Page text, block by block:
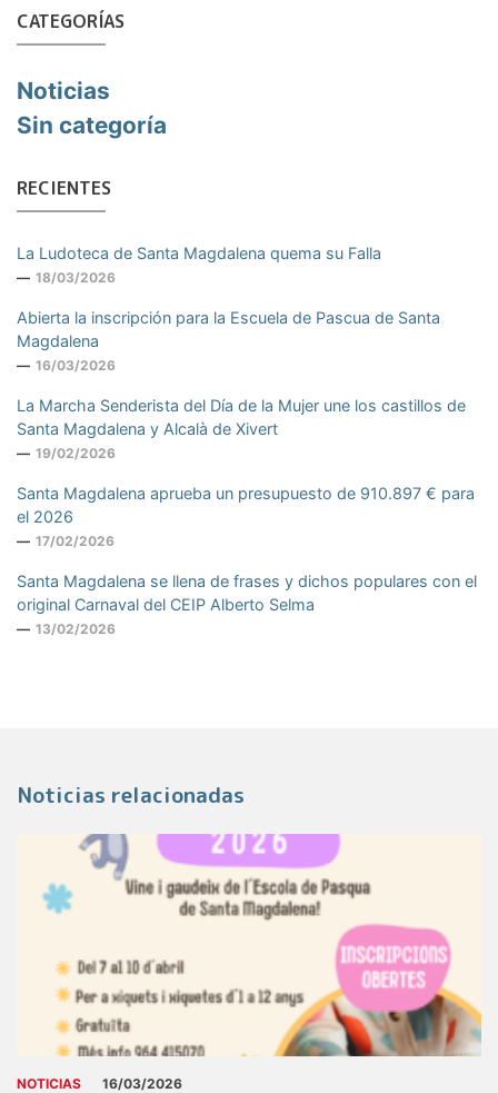
CATEGORÍAS
Noticias
Sin categoría
RECIENTES
La Ludoteca de Santa Magdalena quema su Falla
18/03/2026
Abierta la inscripción para la Escuela de Pascua de Santa
Magdalena
16/03/2026
La Marcha Senderista del Día de la Mujer une los castillos de
Santa Magdalena y Alcalà de Xivert
19/02/2026
Santa Magdalena aprueba un presupuesto de 910.897 € para
el 2026
17/02/2026
Santa Magdalena se llena de frases y dichos populares con el
original Carnaval del CEIP Alberto Selma
13/02/2026
Noticias relacionadas
NOTICIAS 16/03/2026